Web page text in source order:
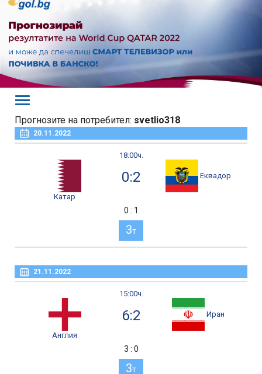
Прогнозите на потребител: svetlio318
20.11.2022
18:00ч.
Катар
0:2 Еквадор
0 : 1
3т
21.11.2022
15:00ч.
Англия
6:2 Иран
3 : 0
3т